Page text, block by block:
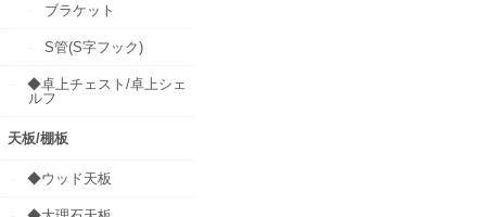
ブラケット
S管(S字フック)
◆卓上チェスト/卓上シェ
ルフ
天板/棚板
◆ウッド天板